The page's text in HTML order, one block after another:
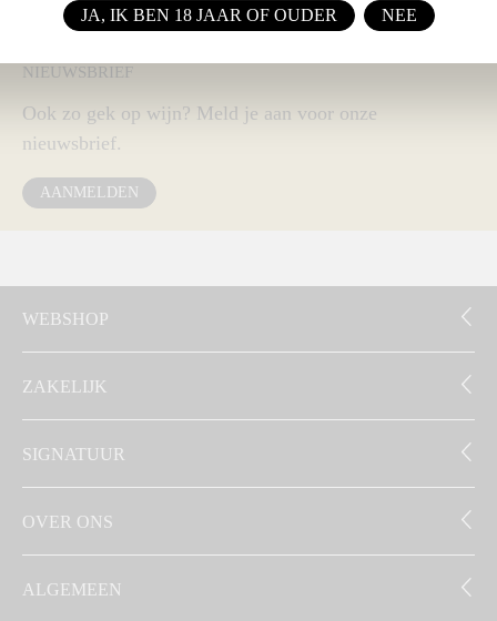
NIEUWSBRIEF
Ook zo gek op wijn? Meld je aan voor onze
nieuwsbrief.
AANMELDEN
WEBSHOP
ZAKELIJK
SIGNATUUR
OVER ONS
ALGEMEEN
JA, IK BEN 18 JAAR OF OUDER NEE